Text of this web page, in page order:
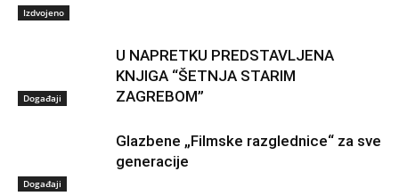
Izdvojeno
Događaji
U NAPRETKU PREDSTAVLJENA
KNJIGA “ŠETNJA STARIM
ZAGREBOM”
Događaji
Glazbene „Filmske razglednice“ za sve
generacije